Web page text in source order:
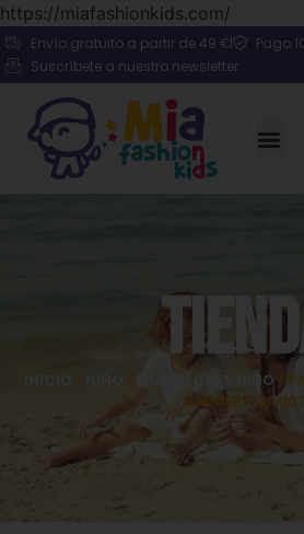
https://miafashionkids.com/
Envío gratuito a partir de 49 €
Pago
Suscríbete a nuestro newsletter
Tienda
/ / PANTALONES NIÑO /
VAQUERO 24007